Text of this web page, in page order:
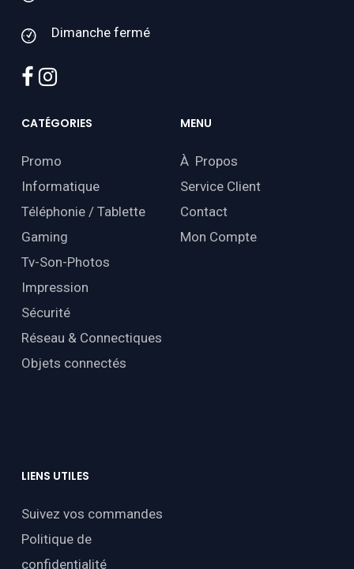
Dimanche fermé
facebook
instagram
CATÉGORIES
Promo
Informatique
Téléphonie / Tablette
Gaming
Tv-Son-Photos
Impression
Sécurité
Réseau & Connectiques
Objets connectés
MENU
À Propos
Service Client
Contact
Mon Compte
LIENS UTILES
Suivez vos commandes
Politique de
confidentialité